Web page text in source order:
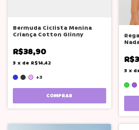
Bermuda Ciclista Menina
Criança Cotton Glinny
R$38,90
3 x de R$14,42
+3
COMPRAR
3 x